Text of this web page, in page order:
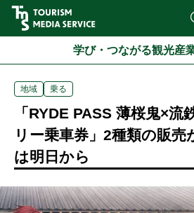
学び・つながる観光産
地域 乗る
「RYDE PASS 薄桜鬼×流
リー乗車券」2種類の販
は明日から